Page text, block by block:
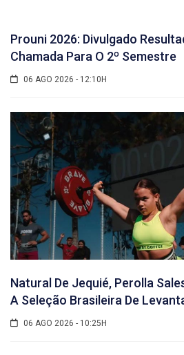
Prouni 2026: Divulgado
Chamada Para O 2º Semestre
06 AGO 2026 - 12:10H
Natural De Jequié, Perolla
A Seleção Brasileira De
06 AGO 2026 - 10:25H